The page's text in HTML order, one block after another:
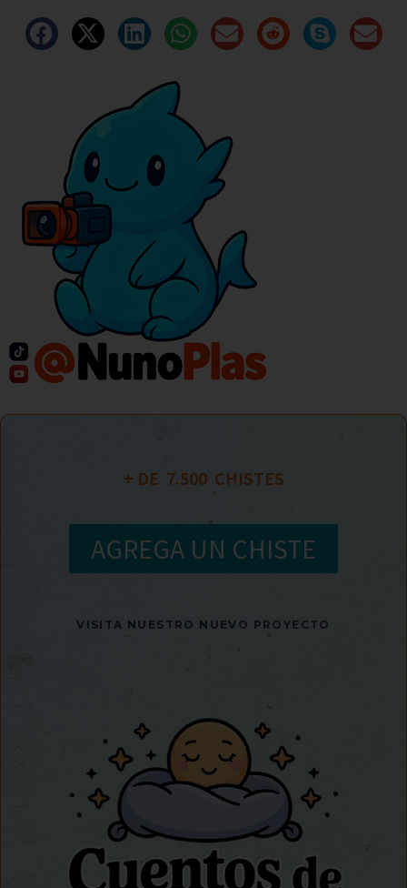
+ DE 7.500
  CHISTES
AGREGA UN CHISTE
VISITA NUESTRO NUEVO PROYECTO